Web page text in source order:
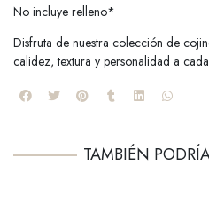
No incluye relleno*
Disfruta de nuestra colección de
calidez, textura y personalidad a
TAMBIÉN